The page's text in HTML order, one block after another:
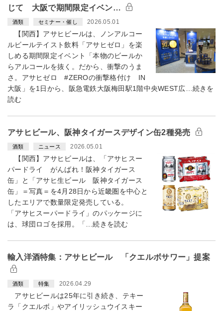
じて 大阪で期間限定イベン…
酒類 セミナー・催し 2026.05.01
【関西】アサヒビールは、ノンアルコー
ルビールテイスト飲料「アサヒゼロ」を楽
しめる期間限定イベント「本物のビールか
らアルコールを抜く。だから、衝撃のうま
さ。アサヒゼロ #ZEROの衝撃格付け IN
大阪」を1日から、阪急電鉄大阪梅田駅1階中央WEST広…続きを
読む
アサヒビール、阪神タイガースデザイン缶2種発売
酒類 ニュース 2026.05.01
【関西】アサヒビールは、「アサヒスー
パードライ がんばれ！阪神タイガース
缶」と「アサヒ生ビール 阪神タイガース
缶」＝写真＝を4月28日から近畿圏を中心と
したエリアで数量限定発売している。
「アサヒスーパードライ」のパッケージに
は、球団ロゴを採用。「…続きを読む
輸入洋酒特集：アサヒビール 「クエルボサワー」提案
酒類 特集 2026.04.29
アサヒビールは25年に引き続き、テキー
ラ「クエルボ」やアイリッシュウイスキー